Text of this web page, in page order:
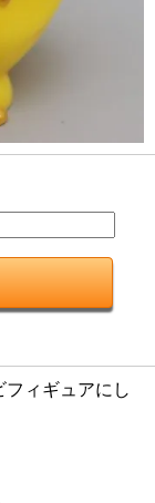
ィギュアにし